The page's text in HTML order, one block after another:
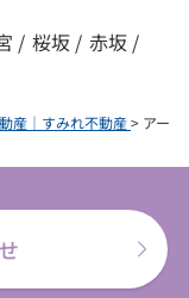
/ 桜坂 / 赤坂 /
産｜すみれ不動産> アー